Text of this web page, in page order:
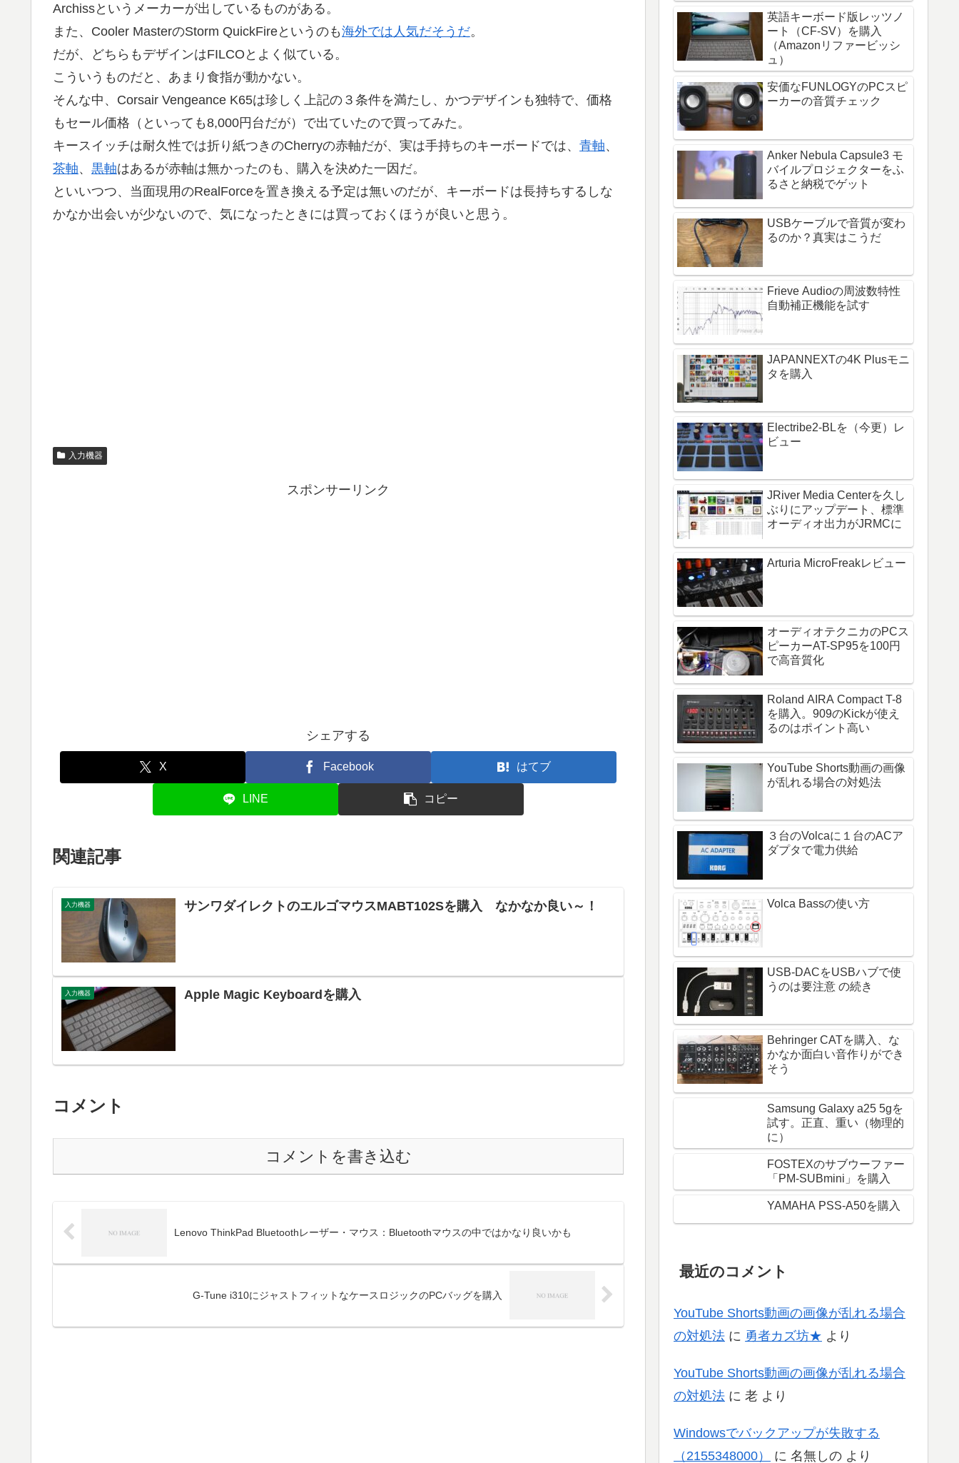
Archissというメーカーが出しているものがある。
また、Cooler MasterのStorm QuickFireというのも海外では人気だそうだ。
だが、どちらもデザインはFILCOとよく似ている。
こういうものだと、あまり食指が動かない。
そんな中、Corsair Vengeance K65は珍しく上記の３条件を満たし、かつデザインも独特で、価格
もセール価格（といっても8,000円台だが）で出ていたので買ってみた。
キースイッチは耐久性では折り紙つきのCherryの赤軸だが、実は手持ちのキーボードでは、 青軸、
茶軸、 黒軸はあるが赤軸は無かったのも、購入を決めた一因だ。
といいつつ、当面現用のRealForceを置き換える予定は無いのだが、キーボードは長持ちするしな
かなか出会いが少ないので、気になったときには買っておくほうが良いと思う。
入力機器
スポンサーリンク
シェアする
X Facebook はてブ
LINE コピー
関連記事
入力機器 サンワダイレクトのエルゴマウスMABT102Sを購入 なかなか良い～！
入力機器 Apple Magic Keyboardを購入
コメント
コメントを書き込む
Lenovo ThinkPad Bluetoothレーザー・マウス：Bluetoothマウスの中ではかなり良いかも
G-Tune i310にジャストフィットなケースロジックのPCバッグを購入
英語キーボード版レッツノ
ート（CF-SV）を購入
（Amazonリファービッシ
ュ）
安価なFUNLOGYのPCスピ
ーカーの音質チェック
Anker Nebula Capsule3 モ
バイルプロジェクターをふ
るさと納税でゲット
USBケーブルで音質が変わ
るのか？真実はこうだ
Frieve Audioの周波数特性
自動補正機能を試す
JAPANNEXTの4K Plusモニ
タを購入
Electribe2-BLを（今更）レ
ビュー
JRiver Media Centerを久し
ぶりにアップデート、標準
オーディオ出力がJRMCに
Arturia MicroFreakレビュー
オーディオテクニカのPCス
ピーカーAT-SP95を100円
で高音質化
Roland AIRA Compact T-8
を購入。909のKickが使え
るのはポイント高い
YouTube Shorts動画の画像
が乱れる場合の対処法
３台のVolcaに１台のACア
ダプタで電力供給
Volca Bassの使い方
USB-DACをUSBハブで使
うのは要注意 の続き
Behringer CATを購入、な
かなか面白い音作りができ
そう
Samsung Galaxy a25 5gを
試す。正直、重い（物理的
に）
FOSTEXのサブウーファー
「PM-SUBmini」を購入
YAMAHA PSS-A50を購入
最近のコメント
YouTube Shorts動画の画像が乱れる場合
の対処法 に 勇者カズ坊★ より
YouTube Shorts動画の画像が乱れる場合
の対処法 に 老 より
Windowsでバックアップが失敗する
（2155348000）
に 名無しの より